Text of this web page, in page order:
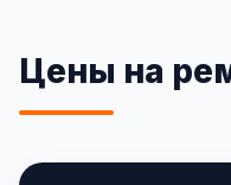
Цены на